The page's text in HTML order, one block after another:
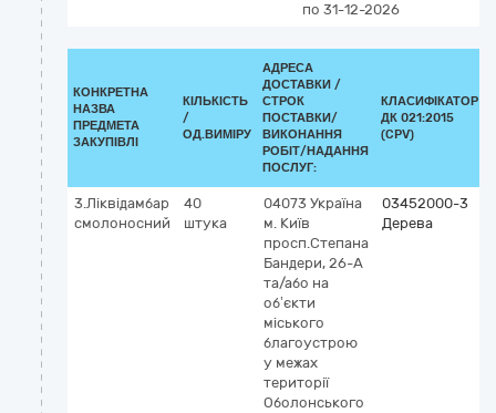
по 31-12-2026
КОНКРЕТНА
НАЗВА
ПРЕДМЕТА
ЗАКУПІВЛІ
КІЛЬКІСТЬ
/
ОД.ВИМІРУ
АДРЕСА
ДОСТАВКИ /
СТРОК
ПОСТАВКИ/
ВИКОНАННЯ
РОБІТ/НАДАННЯ
ПОСЛУГ:
КЛАСИФІКАТОР
ДК 021:2015
(CPV)
3.Ліквідамбар
смолоносний
40
штука
04073 Україна
м. Київ
просп.Степана
Бандери, 26-А
та/або на
об’єкти
міського
благоустрою
у межах
території
Оболонського
03452000-3
Дерева